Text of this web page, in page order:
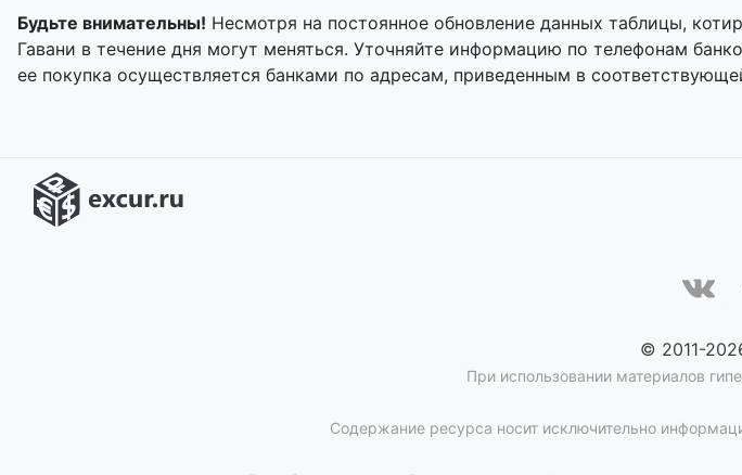
Будьте внимательны! Несмотря на постоянное обновление данных таблицы,
Гавани в течение дня могут меняться. Уточняйте информацию по телефонам
ее покупка осуществляется банками по адресам, приведенным в
© 2011-
При использовании материалов
Содержание ресурса носит исключительно